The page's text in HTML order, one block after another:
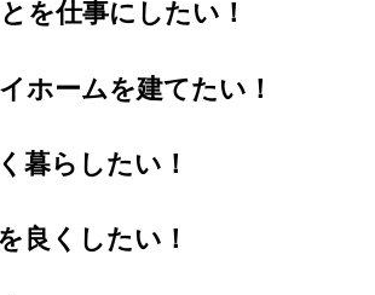
を仕事にしたい！
ホームを建てたい！
暮らしたい！
良くしたい！